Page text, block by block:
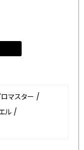
マスター /
ル /